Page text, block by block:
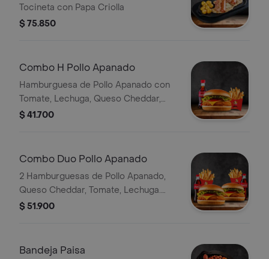
Tocineta con Papa Criolla
$ 75.850
Combo H Pollo Apanado
Hamburguesa de Pollo Apanado con
Tomate, Lechuga, Queso Cheddar,
con Papas y Bebida
$ 41.700
Combo Duo Pollo Apanado
2 Hamburguesas de Pollo Apanado,
Queso Cheddar, Tomate, Lechuga.
Ambos Combos con Papas y Bebida
$ 51.900
Bandeja Paisa